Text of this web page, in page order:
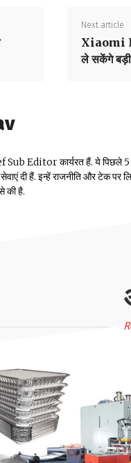
Next article
Xiaomi
ले सकेंगे बड़ी
Editor कार्यरत हैं. ये पिछले 5
दी हैं. इन्हें राजनीति और टेक पर
की है.